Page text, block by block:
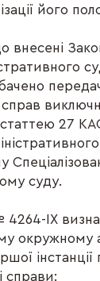
його
внесені
27
суду.
IX
окружному
інстанції
справи: